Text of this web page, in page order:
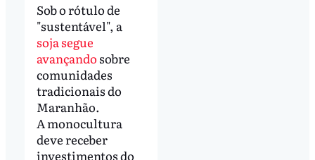
Sob o rótulo de
"sustentável", a
soja segue
avançando sobre
comunidades
tradicionais do
Maranhão.
A monocultura
deve receber
investimentos do